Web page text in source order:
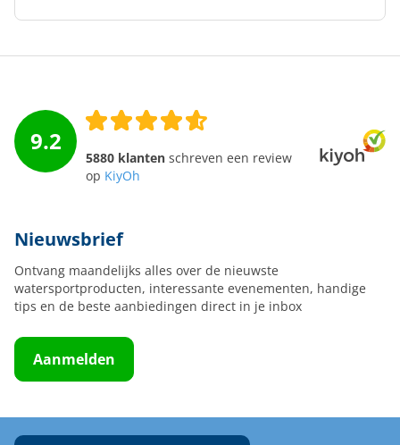
9.2
5880 klanten schreven een review
op KiyOh
Nieuwsbrief
Ontvang maandelijks alles over de nieuwste
watersportproducten, interessante evenementen, handige
tips en de beste aanbiedingen direct in je inbox
Aanmelden